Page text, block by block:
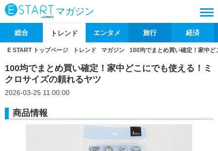
マガジン
総合 トレンド エンタメ 旅行 経済
E START トップページ トレンド マガジン 100均でまとめ買い確定！家中
100均でまとめ買い確定！家中どこにでも使える！ミ
クロサイズの頼れるヤツ
2026-03-25 11:00:00
商品情報